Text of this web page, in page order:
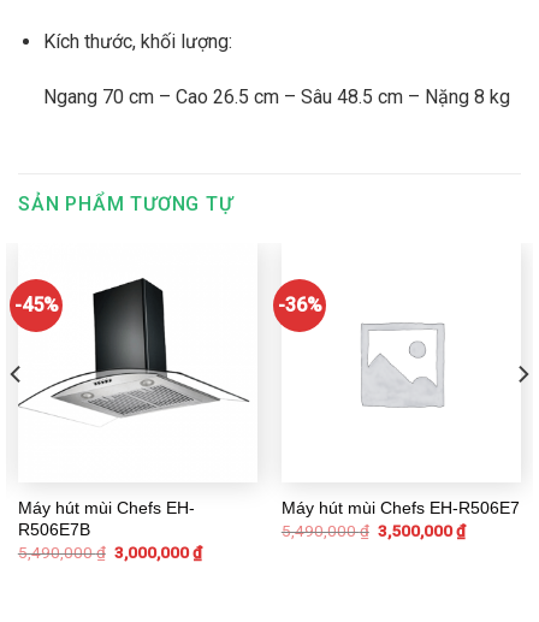
Kích thước, khối lượng:
Ngang 70 cm – Cao 26.5 cm – Sâu 48.5 cm – Nặng 8 kg
SẢN PHẨM TƯƠNG TỰ
-45%
Máy hút mùi Chefs EH-
R506E7B
5,490,000₫ 3,000,000₫
-36%
Máy hút mùi Chefs EH-R506E7
5,490,000₫ 3,500,000₫